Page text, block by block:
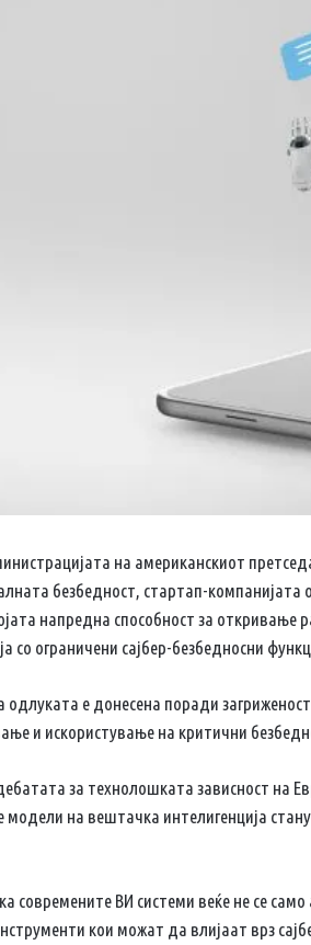
на американскиот
безбедност, стартап-компанијата
напредна способност за откривање
со ограничени сајбер-безбедносни
е донесена поради
и искористување на критични
за технолошката зависност на
модели на вештачка интелигенција
современите ВИ системи веќе не се
кои можат да влијаат врз